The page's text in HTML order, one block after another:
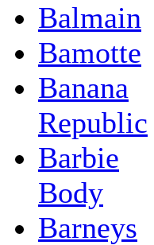
Balmain
Bamotte
Banana
Republic
Barbie
Body
Barneys